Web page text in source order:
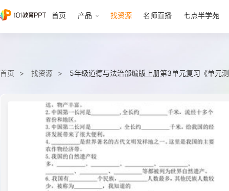
首页 产品 找资源 名师直播 七点半学苑
首页 找资源 5年级道德与法治部编版上册第3单元复习《单元